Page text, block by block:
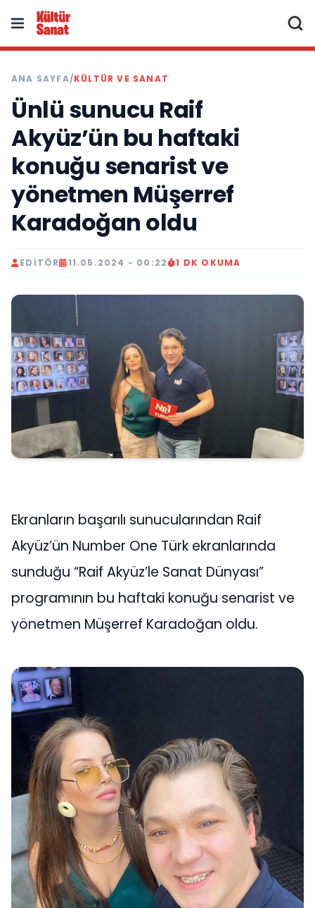
ANA SAYFA/KÜLTÜR VE SANAT
Ünlü sunucu Raif
Akyüz’ün bu haftaki
konuğu senarist ve
yönetmen Müşerref
Karadoğan oldu
EDITÖR 11.05.2024 - 00:22 1 DK OKUMA
Ekranların başarılı sunucularından Raif
Akyüz’ün Number One Türk ekranlarında
sunduğu “Raif Akyüz’le Sanat Dünyası”
programının bu haftaki konuğu senarist ve
yönetmen Müşerref Karadoğan oldu.